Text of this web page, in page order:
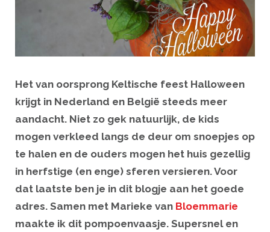
Het van oorsprong Keltische feest Halloween
krijgt in Nederland en België steeds meer
aandacht. Niet zo gek natuurlijk, de kids
mogen verkleed langs de deur om snoepjes op
te halen en de ouders mogen het huis gezellig
in herfstige (en enge) sferen versieren. Voor
dat laatste ben je in dit blogje aan het goede
adres. Samen met Marieke van Bloemmarie
maakte ik dit pompoenvaasje. Supersnel en